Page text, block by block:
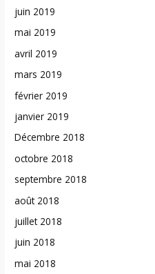
juin 2019
mai 2019
avril 2019
mars 2019
février 2019
janvier 2019
Décembre 2018
octobre 2018
septembre 2018
août 2018
juillet 2018
juin 2018
mai 2018